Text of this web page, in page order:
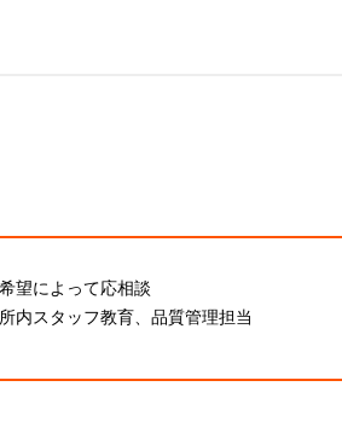
望によって応相談
内スタッフ教育、品質管理担当